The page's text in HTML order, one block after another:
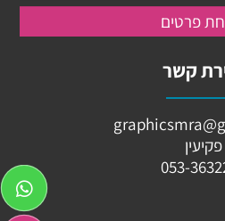
קשר
פקיעין
053-